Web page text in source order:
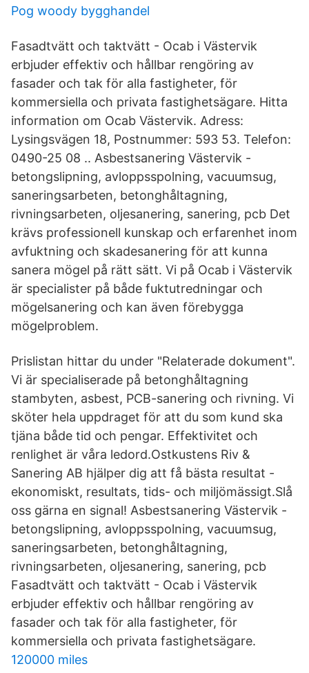
Pog woody bygghandel
Fasadtvätt och taktvätt - Ocab i Västervik
erbjuder effektiv och hållbar rengöring av
fasader och tak för alla fastigheter, för
kommersiella och privata fastighetsägare. Hitta
information om Ocab Västervik. Adress:
Lysingsvägen 18, Postnummer: 593 53. Telefon:
0490-25 08 .. Asbestsanering Västervik -
betongslipning, avloppsspolning, vacuumsug,
saneringsarbeten, betonghåltagning,
rivningsarbeten, oljesanering, sanering, pcb Det
krävs professionell kunskap och erfarenhet inom
avfuktning och skadesanering för att kunna
sanera mögel på rätt sätt. Vi på Ocab i Västervik
är specialister på både fuktutredningar och
mögelsanering och kan även förebygga
mögelproblem.
Prislistan hittar du under "Relaterade dokument".
Vi är specialiserade på betonghåltagning
stambyten, asbest, PCB-sanering och rivning. Vi
sköter hela uppdraget för att du som kund ska
tjäna både tid och pengar. Effektivitet och
renlighet är våra ledord.Ostkustens Riv &
Sanering AB hjälper dig att få bästa resultat -
ekonomiskt, resultats, tids- och miljömässigt.Slå
oss gärna en signal! Asbestsanering Västervik -
betongslipning, avloppsspolning, vacuumsug,
saneringsarbeten, betonghåltagning,
rivningsarbeten, oljesanering, sanering, pcb
Fasadtvätt och taktvätt - Ocab i Västervik
erbjuder effektiv och hållbar rengöring av
fasader och tak för alla fastigheter, för
kommersiella och privata fastighetsägare.
120000 miles